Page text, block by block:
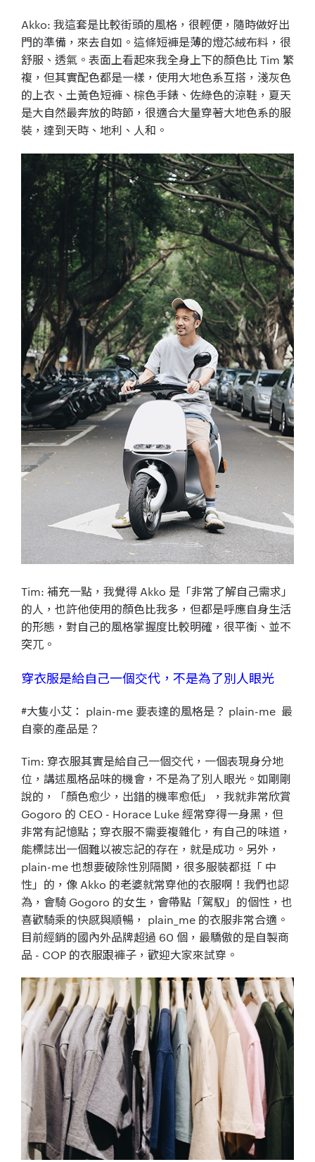
Akko: 我這套是比較街頭的風格，很輕便，隨時做好出
門的準備，來去自如。這條短褲是薄的燈芯絨布料，很
舒服、透氣。表面上看起來我全身上下的顏色比 Tim 繁
複，但其實配色都是一樣，使用大地色系互搭，淺灰色
的上衣、土黃色短褲、棕色手錶、佐綠色的涼鞋，夏天
是大自然最奔放的時節，很適合大量穿著大地色系的服
裝，達到天時、地利、人和。
Tim: 補充一點，我覺得 Akko 是「非常了解自己需求」
的人，也許他使用的顏色比我多，但都是呼應自身生活
的形態，對自己的風格掌握度比較明確，很平衡、並不
突兀。
穿衣服是給自己一個交代，不是為了別人眼光
#大隻小艾： plain-me 要表達的風格是？ plain-me 最
自豪的產品是？
Tim: 穿衣服其實是給自己一個交代，一個表現身分地
位，講述風格品味的機會，不是為了別人眼光。如剛剛
說的，「顏色愈少，出錯的機率愈低」，我就非常欣賞
Gogoro 的 CEO - Horace Luke 經常穿得一身黑，但
非常有記憶點；穿衣服不需要複雜化，有自己的味道，
能標誌出一個難以被忘記的存在，就是成功。另外，
plain-me 也想要破除性別隔閡，很多服裝都挺「 中
性」的，像 Akko 的老婆就常穿他的衣服啊！我們也認
為，會騎 Gogoro 的女生，會帶點「駕馭」的個性，也
喜歡騎乘的快感與順暢， plain_me 的衣服非常合適。
目前經銷的國內外品牌超過 60 個，最驕傲的是自製商
品 - COP 的衣服跟褲子，歡迎大家來試穿。